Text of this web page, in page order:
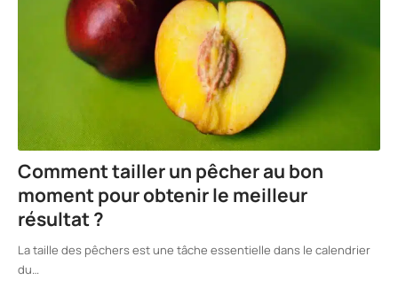
Comment tailler un pêcher au bon
moment pour obtenir le meilleur
résultat ?
La taille des pêchers est une tâche essentielle dans le calendrier
du…